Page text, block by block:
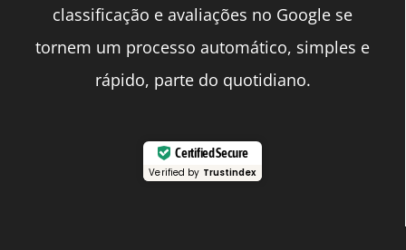
classificação e avaliações no Google se
tornem um processo automático, simples e
rápido, parte do quotidiano.
Certified Secure
Verified by Trustindex